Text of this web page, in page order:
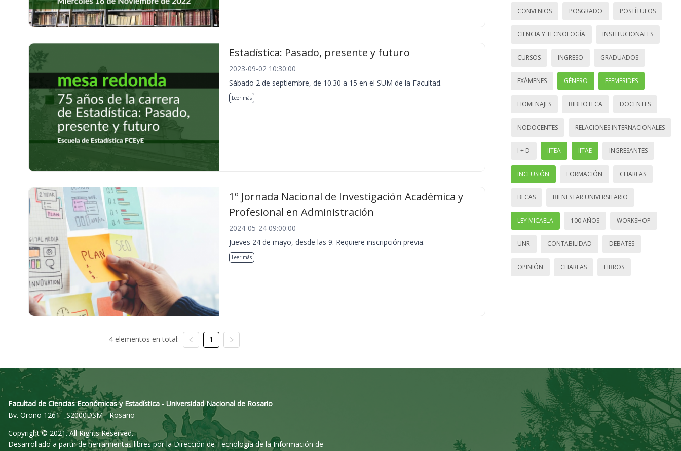
Estadística: Pasado, presente y futuro
2023-09-02 10:30:00
Sábado 2 de septiembre, de 10.30 a 15 en el SUM de la Facultad.
Leer más
1º Jornada Nacional de Investigación Académica y
Profesional en Administración
2024-05-24 09:00:00
Jueves 24 de mayo, desde las 9. Requiere inscripción previa.
Leer más
4 elementos en total: 1
CONVENIOS POSGRADO POSTÍTULOS
CIENCIA Y TECNOLOGÍA INSTITUCIONALES
CURSOS INGRESO GRADUADOS
EXÁMENES GÉNERO EFEMÉRIDES
HOMENAJES BIBLIOTECA DOCENTES
NODOCENTES RELACIONES INTERNACIONALES
I + D IITEA IITAE INGRESANTES
INCLUSIÓN FORMACIÓN CHARLAS
BECAS BIENESTAR UNIVERSITARIO
LEY MICAELA 100 AÑOS WORKSHOP
UNR CONTABILIDAD DEBATES
OPINIÓN CHARLAS LIBROS
Facultad de Ciencias Económicas y Estadística - Universidad Nacional de Rosario
Bv. Oroño 1261 - S2000DSM - Rosario
Copyright © 2021. All Rights Reserved.
Desarrollado a partir de herramientas libres por la Dirección de Tecnología de la Información de